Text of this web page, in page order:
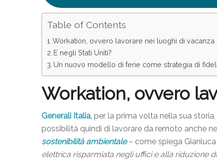
Table of Contents
Workation, ovvero lavorare nei luoghi di vacanza
E negli Stati Uniti?
Un nuovo modello di ferie come strategia di
Workation, ovvero
Generali Italia, per la prima volta nella sua
possibilità quindi di lavorare da remoto anche
sostenibilità ambientale– come spiega Gianluca
elettrica risparmiata negli uffici e alla riduzione